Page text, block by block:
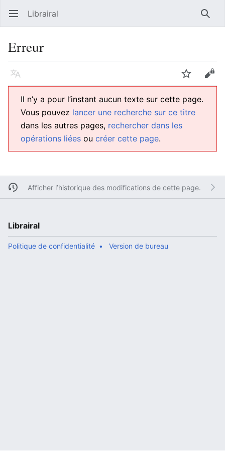
Ouvrir le menu principal Librairal
Erreur
Langue Suivre
Il n’y a pour l’instant aucun texte sur cette page.
Vous pouvez lancer une recherche sur ce titre
dans les autres pages, rechercher dans les
opérations liées ou créer cette page.
Afficher l’historique des modifications de cette page.
Librairal
Politique de confidentialité Version de bureau